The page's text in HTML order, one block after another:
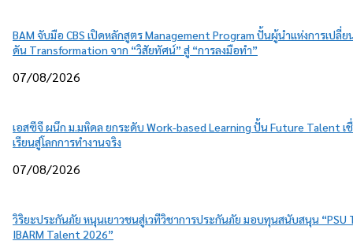
BAM จับมือ CBS เปิดหลักสูตร Management Program ปั้นผู้นำแห่งการเปลี่ย
ดัน Transformation จาก “วิสัยทัศน์” สู่ “การลงมือทำ”
07/08/2026
เอสซีจี ผนึก ม.มหิดล ยกระดับ Work-based Learning ปั้น Future Talent เ
เรียนสู่โลกการทำงานจริง
07/08/2026
วิริยะประกันภัย หนุนเยาวชนสู่เวทีวิชาการประกันภัย มอบทุนสนับสนุน “PSU
IBARM Talent 2026”